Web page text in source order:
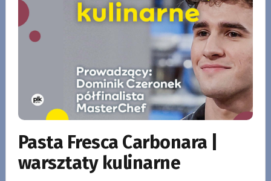
Pasta Fresca Carbonara |
warsztaty kulinarne